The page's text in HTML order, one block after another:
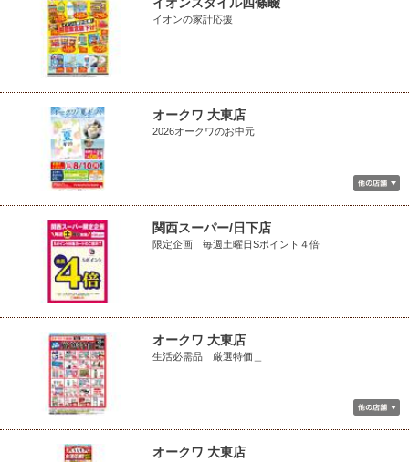
イオンの家計応援
オークワ 大東店
2026オークワのお中元
関西スーパー/日下店
限定企画 毎週土曜日Sポイント４倍
オークワ 大東店
生活必需品 厳選特価＿
オークワ 大東店